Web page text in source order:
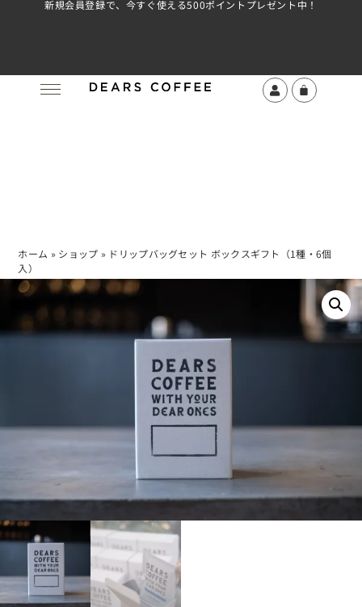
新規会員登録で、今すぐ使える500ポイントプレゼント中！
ホーム » ショップ » ドリップバッグセット ボックスギフト（1種・6個
入）